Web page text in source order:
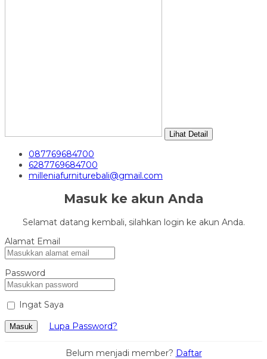
Lihat Detail
087769684700
6287769684700
milleniafurniturebali@gmail.com
Masuk ke akun Anda
Selamat datang kembali, silahkan login ke akun Anda.
Alamat Email
Password
Ingat Saya
Masuk Lupa Password?
Belum menjadi member? Daftar